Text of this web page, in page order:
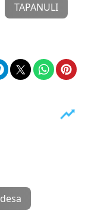
TAPANULI
desa